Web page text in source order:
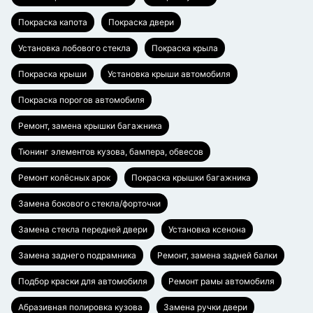
Покраска капота Покраска двери
Установка лобового стекла Покраска крыла
Покраска крыши Установка крыши автомобиля
Покраска порогов автомобиля
Ремонт, замена крышки багажника
Тюнинг элементов кузова, бампера, обвесов
Ремонт колёсных арок Покраска крышки багажника
Замена бокового стекла/форточки
Замена стекла передней двери Установка ксенона
Замена заднего подрамника Ремонт, замена задней балки
Подбор краски для автомобиля Ремонт рамы автомобиля
Абразивная полировка кузова Замена ручки двери